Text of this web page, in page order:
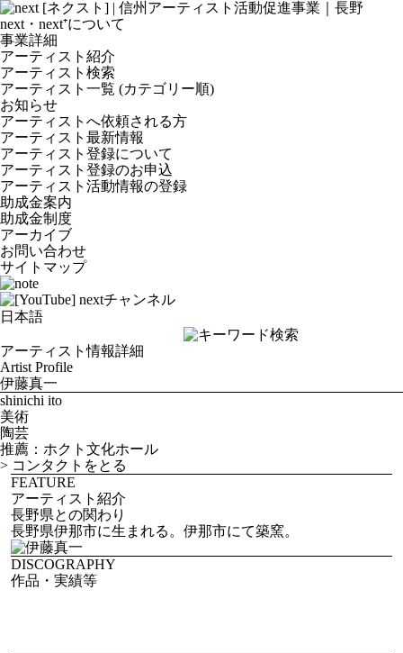
next・next⁺について
事業詳細
アーティスト紹介
アーティスト検索
アーティスト一覧 (カテゴリー順)
お知らせ
アーティストへ依頼される方
アーティスト最新情報
アーティスト登録について
アーティスト登録のお申込
アーティスト活動情報の登録
助成金案内
助成金制度
アーカイブ
お問い合わせ
サイトマップ
アーティスト情報詳細
Artist Profile
伊藤真一
shinichi ito
美術
陶芸
推薦：ホクト文化ホール
> コンタクトをとる
FEATURE
アーティスト紹介
長野県との関わり
長野県伊那市に生まれる。伊那市にて築窯。
DISCOGRAPHY
作品・実績等